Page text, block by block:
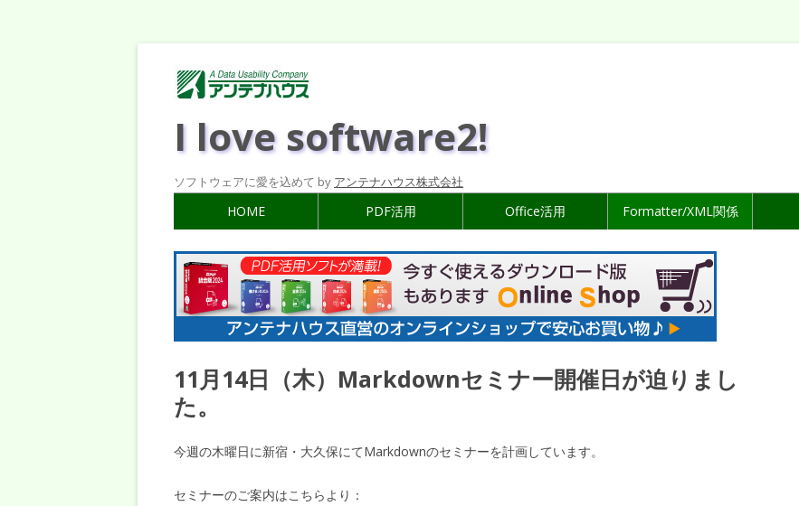
I love software2!
ソフトウェアに愛を込めて by アンテナハウス株式会社
HOME PDF活用 Office活用 Formatter/XML関係
11月14日（木）Markdownセミナー開催日が迫りまし
た。
今週の木曜日に新宿・大久保にてMarkdownのセミナーを計画しています。
セミナーのご案内はこちらより：